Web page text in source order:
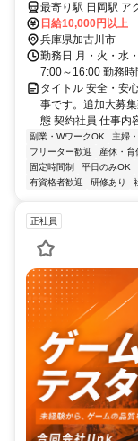
最寄り駅 日岡駅 アクセス JR加古川線[日岡駅]～徒歩12分 ※日岡山市
民プール近く
日給10,000円以上
兵庫県加古川市
勤務日 月・火・水
7:00～16:00 勤務時
タイトル 安全・安
事です。追加大募
態 契約社員 仕事内
副業・WワークOK 主婦
フリーター歓迎
産休・育
固定時間制
平日のみOK
有資格者歓迎
研修あり
正社員